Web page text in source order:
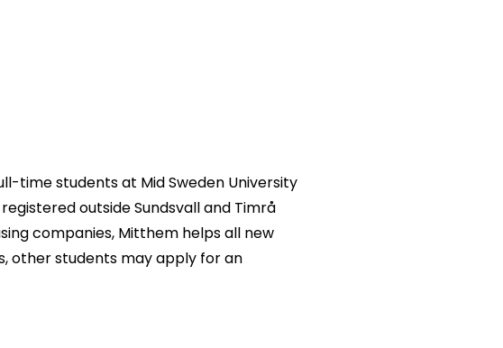
time students at Mid Sweden University
outside Sundsvall and Timrå
companies, Mitthem helps all new
other students may apply for an